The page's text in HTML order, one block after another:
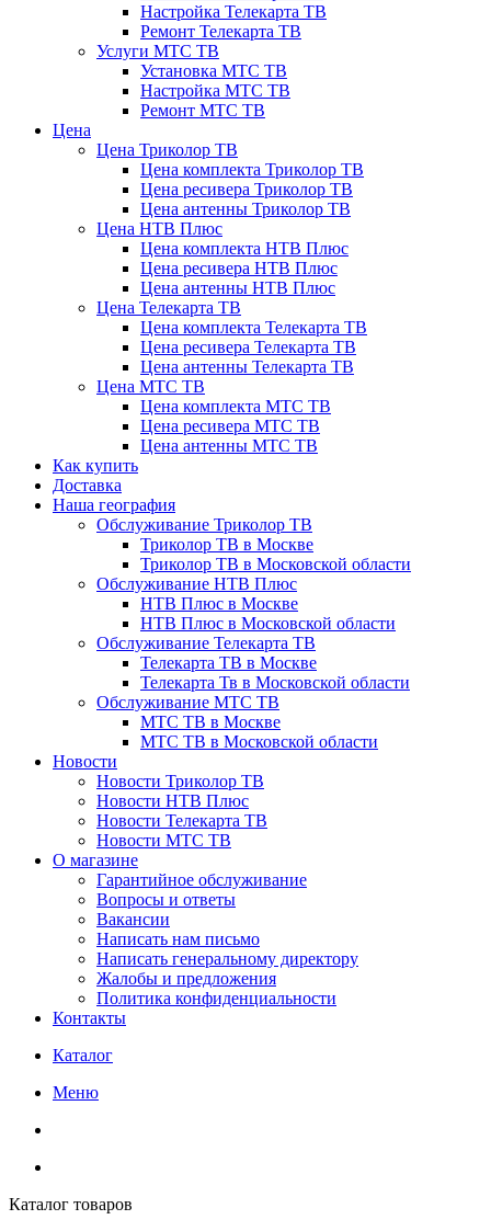
Настройка Телекарта ТВ
Ремонт Телекарта ТВ
Услуги МТС ТВ
Установка МТС ТВ
Настройка МТС ТВ
Ремонт МТС ТВ
Цена
Цена Триколор ТВ
Цена комплекта Триколор ТВ
Цена ресивера Триколор ТВ
Цена антенны Триколор ТВ
Цена НТВ Плюс
Цена комплекта НТВ Плюс
Цена ресивера НТВ Плюс
Цена антенны НТВ Плюс
Цена Телекарта ТВ
Цена комплекта Телекарта ТВ
Цена ресивера Телекарта ТВ
Цена антенны Телекарта ТВ
Цена МТС ТВ
Цена комплекта МТС ТВ
Цена ресивера МТС ТВ
Цена антенны МТС ТВ
Как купить
Доставка
Наша география
Обслуживание Триколор ТВ
Триколор ТВ в Москве
Триколор ТВ в Московской области
Обслуживание НТВ Плюс
НТВ Плюс в Москве
НТВ Плюс в Московской области
Обслуживание Телекарта ТВ
Телекарта ТВ в Москве
Телекарта Тв в Московской области
Обслуживание МТС ТВ
МТС ТВ в Москве
МТС ТВ в Московской области
Новости
Новости Триколор ТВ
Новости НТВ Плюс
Новости Телекарта ТВ
Новости МТС ТВ
О магазине
Гарантийное обслуживание
Вопросы и ответы
Вакансии
Написать нам письмо
Написать генеральному директору
Жалобы и предложения
Политика конфиденциальности
Контакты
Каталог
Меню
Каталог товаров